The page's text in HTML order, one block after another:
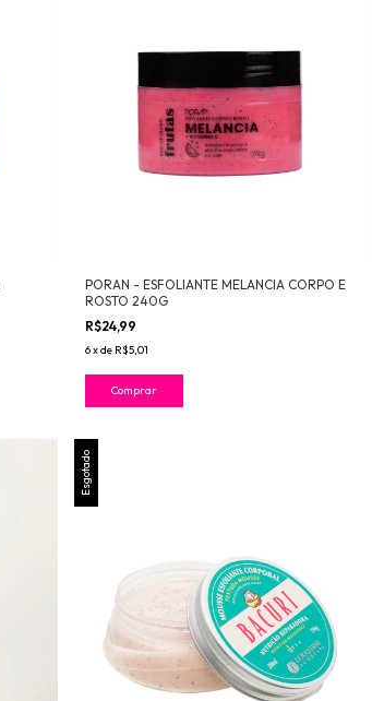
PORAN - ESFOLIANTE MELANCIA CORPO E
ROSTO 240G
R$24,99
6xde R$5,01
Esgotado